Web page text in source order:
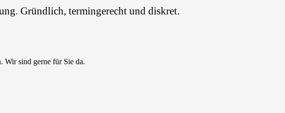
Gründlich, termingerecht und diskret.
Wir sind gerne für Sie da.